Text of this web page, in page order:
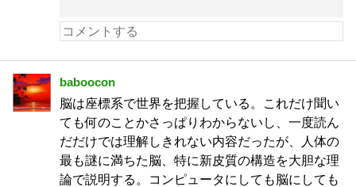
baboocon
脳は座標系で世界を把握している。これだけ聞い
ても何のことかさっぱりわからないし、一度読ん
だだけでは理解しきれない内容だったが、人体の
最も謎に満ちた脳、特に新皮質の構造を大胆な理
論で説明する。コンピュータにしても脳にしても